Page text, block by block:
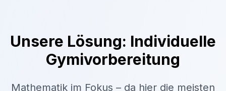
Unsere Lösung: Individuelle
Gymivorbereitung
Mathematik im Fokus – da hier die meisten